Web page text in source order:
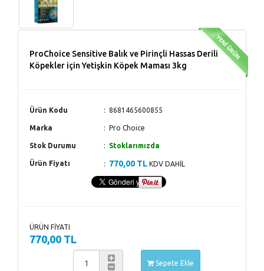
ProChoice Sensitive Balık ve Pirinçli Hassas Derili
Köpekler için Yetişkin Köpek Maması 3kg
Ürün Kodu 8681465600855
Marka Pro Choice
Stok Durumu Stoklarımızda
Ürün Fiyatı 770,00 TL KDV DAHİL
ÜRÜN FİYATI
770,00 TL
Sepete Ekle